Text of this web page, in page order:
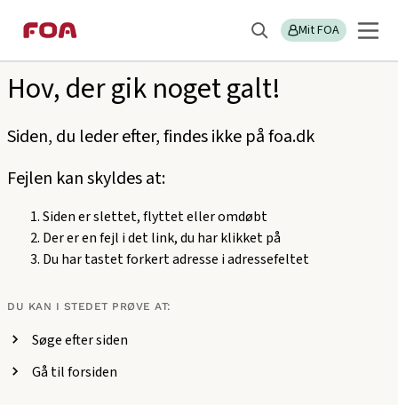
til
hovedindhold
til
hovedmenu
Søg Mit FOA
menu
404
Hov, der gik noget galt!
Siden, du leder efter, findes ikke på foa.dk
Fejlen kan skyldes at:
Siden er slettet, flyttet eller omdøbt
Der er en fejl i det link, du har klikket på
Du har tastet forkert adresse i adressefeltet
DU KAN I STEDET PRØVE AT:
Søge efter siden
Gå til forsiden